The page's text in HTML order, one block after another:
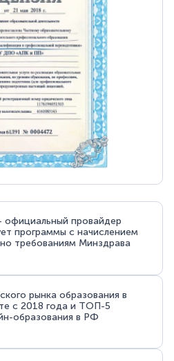
официальный провайдер
программы с начислением
требованиям Минздрава
рынка образования в
с 2018 года и ТОП-5
образования в РФ